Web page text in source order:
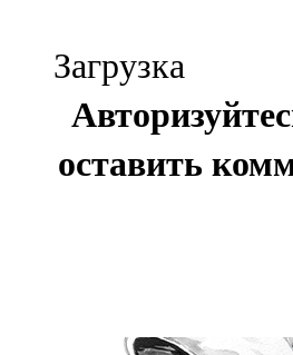
Загрузка
оставить